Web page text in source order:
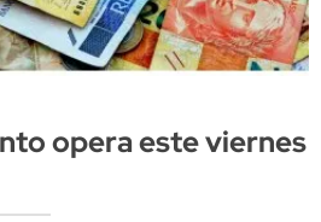
opera este viernes